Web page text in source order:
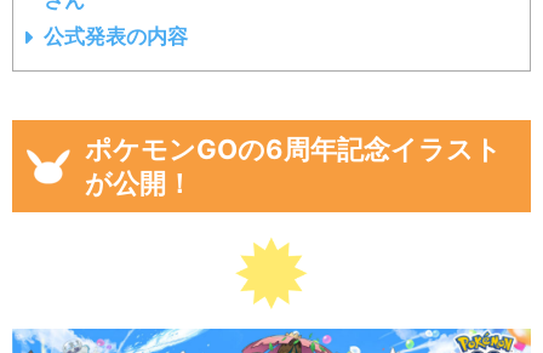
公式発表の内容
ポケモンGOの6周年記念イラスト
が公開！